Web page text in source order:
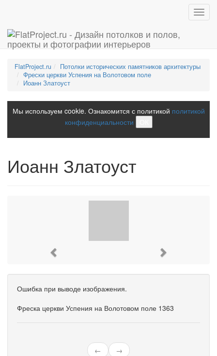
FlatProject.ru
Потолки исторических памятников архитектуры
Фрески церкви Успения на Волотовом поле
Иоанн Златоуст
Мы используем cookie. Ознакомится с политикой политикой
конфиденциальности
Иоанн Златоуст
Ошибка при выводе изображения.
Фреска церкви Успения на Волотовом поле 1363
← →